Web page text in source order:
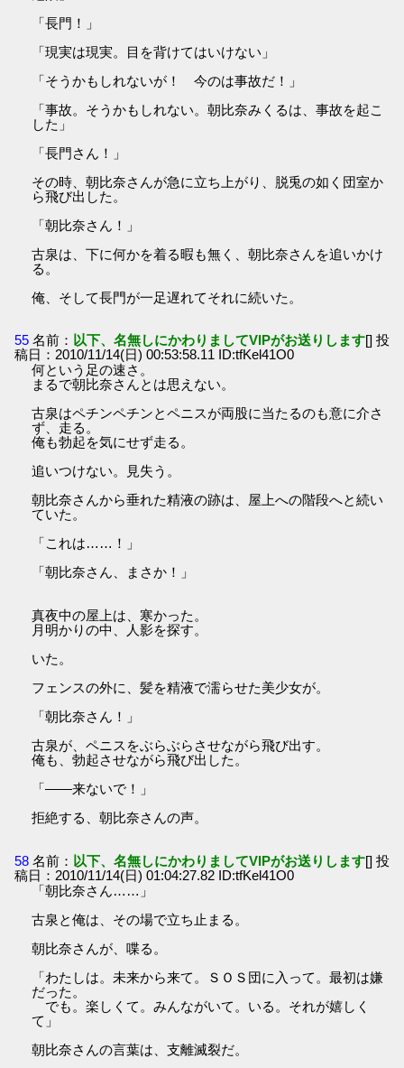
「長門！」
「現実は現実。目を背けてはいけない」
「そうかもしれないが！ 今のは事故だ！」
「事故。そうかもしれない。朝比奈みくるは、事故を起こ
した」
「長門さん！」
その時、朝比奈さんが急に立ち上がり、脱兎の如く団室か
ら飛び出した。
「朝比奈さん！」
古泉は、下に何かを着る暇も無く、朝比奈さんを追いかけ
る。
俺、そして長門が一足遅れてそれに続いた。
55 名前： 以下、名無しにかわりましてVIPがお送りします[] 投
稿日：2010/11/14(日) 00:53:58.11 ID:tfKel41O0
何という足の速さ。
まるで朝比奈さんとは思えない。
古泉はペチンペチンとペニスが両股に当たるのも意に介さ
ず、走る。
俺も勃起を気にせず走る。
追いつけない。見失う。
朝比奈さんから垂れた精液の跡は、屋上への階段へと続い
ていた。
「これは……！」
「朝比奈さん、まさか！」
真夜中の屋上は、寒かった。
月明かりの中、人影を探す。
いた。
フェンスの外に、髪を精液で濡らせた美少女が。
「朝比奈さん！」
古泉が、ペニスをぶらぶらさせながら飛び出す。
俺も、勃起させながら飛び出した。
「――来ないで！」
拒絶する、朝比奈さんの声。
58 名前： 以下、名無しにかわりましてVIPがお送りします[] 投
稿日：2010/11/14(日) 01:04:27.82 ID:tfKel41O0
「朝比奈さん……」
古泉と俺は、その場で立ち止まる。
朝比奈さんが、喋る。
「わたしは。未来から来て。ＳＯＳ団に入って。最初は嫌
だった。
でも。楽しくて。みんながいて。いる。それが嬉しく
て」
朝比奈さんの言葉は、支離滅裂だ。